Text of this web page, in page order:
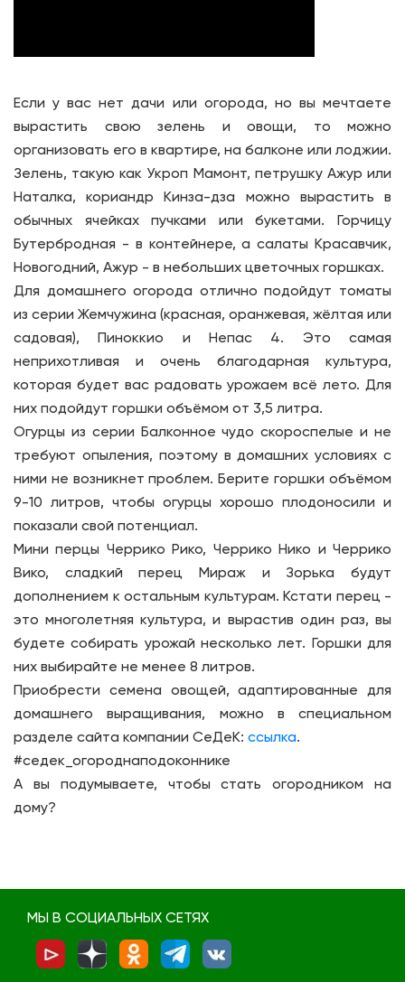
Если у вас нет дачи или огорода, но вы мечтаете
вырастить свою зелень и овощи, то можно
организовать его в квартире, на балконе или лоджии.
Зелень, такую как Укроп Мамонт, петрушку Ажур или
Наталка, кориандр Кинза-дза можно вырастить в
обычных ячейках пучками или букетами. Горчицу
Бутербродная - в контейнере, а салаты Красавчик,
Новогодний, Ажур - в небольших цветочных горшках.
Для домашнего огорода отлично подойдут томаты
из серии Жемчужина (красная, оранжевая, жёлтая или
садовая), Пиноккио и Непас 4. Это самая
неприхотливая и очень благодарная культура,
которая будет вас радовать урожаем всё лето. Для
них подойдут горшки объёмом от 3,5 литра.
Огурцы из серии Балконное чудо скороспелые и не
требуют опыления, поэтому в домашних условиях с
ними не возникнет проблем. Берите горшки объёмом
9-10 литров, чтобы огурцы хорошо плодоносили и
показали свой потенциал.
Мини перцы Черрико Рико, Черрико Нико и Черрико
Вико, сладкий перец Мираж и Зорька будут
дополнением к остальным культурам. Кстати перец -
это многолетняя культура, и вырастив один раз, вы
будете собирать урожай несколько лет. Горшки для
них выбирайте не менее 8 литров.
Приобрести семена овощей, адаптированные для
домашнего выращивания, можно в специальном
разделе сайта компании СеДеК: ссылка.
#седек_огороднаподоконнике
А вы подумываете, чтобы стать огородником на
дому?
МЫ В СОЦИАЛЬНЫХ СЕТЯХ